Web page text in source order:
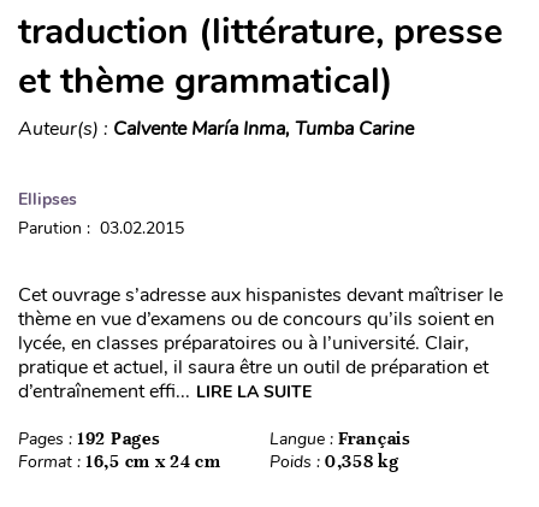
traduction (littérature, presse
et thème grammatical)
Auteur(s) : Calvente María Inma, Tumba Carine
Ellipses
Parution : 03.02.2015
Cet ouvrage s’adresse aux hispanistes devant maîtriser le
thème en vue d’examens ou de concours qu’ils soient en
lycée, en classes préparatoires ou à l’université. Clair,
pratique et actuel, il saura être un outil de préparation et
d’entraînement effi... LIRE LA SUITE
Pages : 192 Pages Langue : Français
Format : 16,5 cm x 24 cm Poids : 0,358 kg